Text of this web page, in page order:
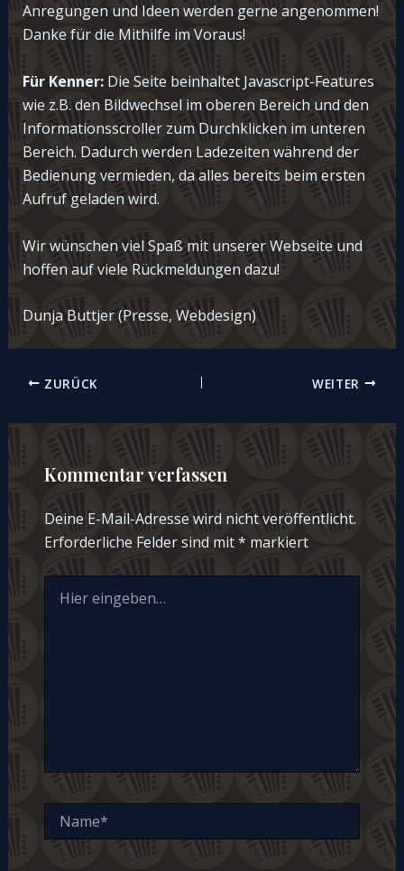
Anregungen und Ideen werden gerne angenommen!
Danke für die Mithilfe im Voraus!
Für Kenner:Die Seite beinhaltet Javascript-Features
wie z.B. den Bildwechsel im oberen Bereich und den
Informationsscroller zum Durchklicken im unteren
Bereich. Dadurch werden Ladezeiten während der
Bedienung vermieden, da alles bereits beim ersten
Aufruf geladen wird.
Wir wünschen viel Spaß mit unserer Webseite und
hoffen auf viele Rückmeldungen dazu!
Dunja Buttjer (Presse, Webdesign)
Beitragsnavigation
ZURÜCK WEITER
Kommentar verfassen
Deine E-Mail-Adresse wird nicht veröffentlicht.
Erforderliche Felder sind mit* markiert
eingeben…